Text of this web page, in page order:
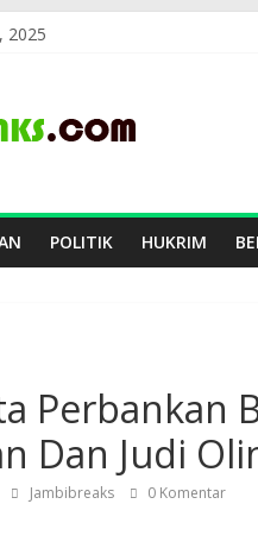
2025
POLITIK HUKRIM
Perbankan
Dan Judi
Jambibreaks 0 Komentar